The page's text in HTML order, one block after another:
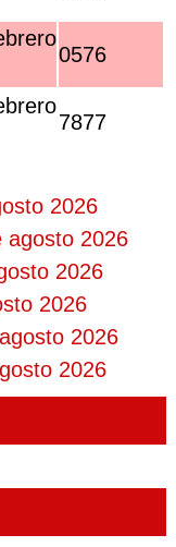
0576
7877
2026
agosto 2026
2026
2026
2026
2026